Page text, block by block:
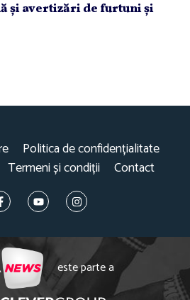
şi avertizări de furtuni şi
Politica de confidențialitate
Termeni și condiții Contact
este parte a